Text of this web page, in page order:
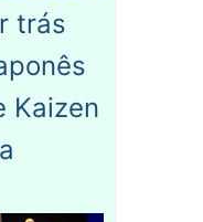
trás
Kaizen